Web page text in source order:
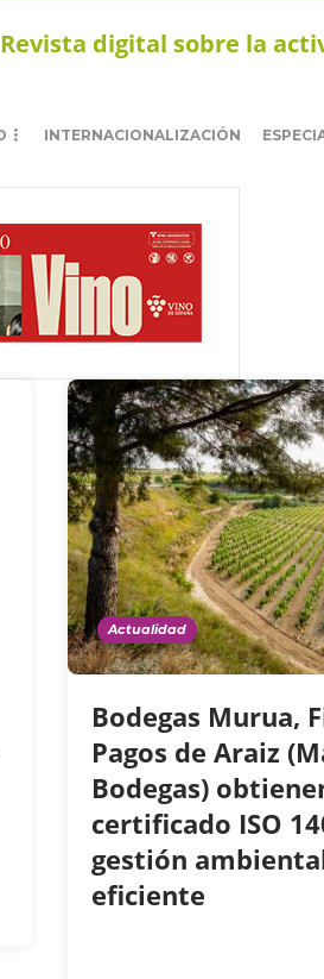
Revista digital sobre la
INTERNACIONALIZACIÓN
Actualidad
Bodegas Murua,
Pagos de Araiz
Bodegas)
certificado ISO
gestión
eficiente